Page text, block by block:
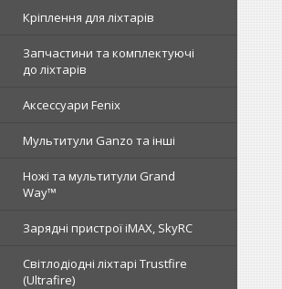
Кріплення для ліхтарів
Запчастини та комплектуючі
до ліхтарів
Аксессуари Fenix
Мультитули Ganzo та інші
Ножі та мультитули Grand
Way™
Зарядні пристрої iMAX, SkyRC
Світлодіодні ліхтарі Trustfire
(Ultrafire)